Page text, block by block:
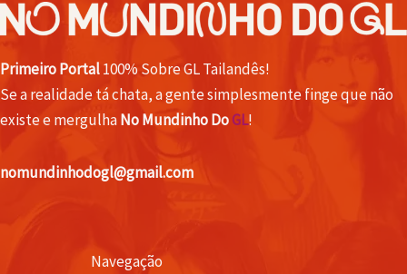
Primeiro Portal100% Sobre GL Tailandês!
Se a realidade tá chata, a gente simplesmente finge que não
existe e mergulhaNo Mundinho DoGL!
nomundinhodogl@gmail.com
Navegação